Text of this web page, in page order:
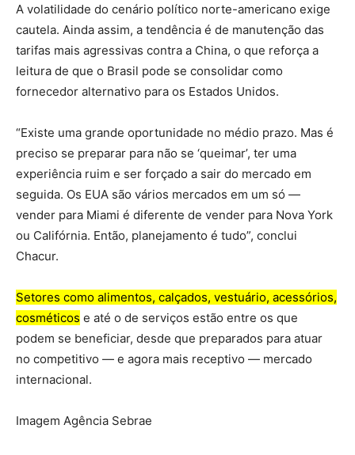
A volatilidade do cenário político norte-americano exige
cautela. Ainda assim, a tendência é de manutenção das
tarifas mais agressivas contra a China, o que reforça a
leitura de que o Brasil pode se consolidar como
fornecedor alternativo para os Estados Unidos.
“Existe uma grande oportunidade no médio prazo. Mas é
preciso se preparar para não se ‘queimar’, ter uma
experiência ruim e ser forçado a sair do mercado em
seguida. Os EUA são vários mercados em um só —
vender para Miami é diferente de vender para Nova York
ou Califórnia. Então, planejamento é tudo”, conclui
Chacur.
Setores como alimentos, calçados, vestuário, acessórios,
cosméticos e até o de serviços estão entre os que
podem se beneficiar, desde que preparados para atuar
no competitivo — e agora mais receptivo — mercado
internacional.
Imagem Agência Sebrae